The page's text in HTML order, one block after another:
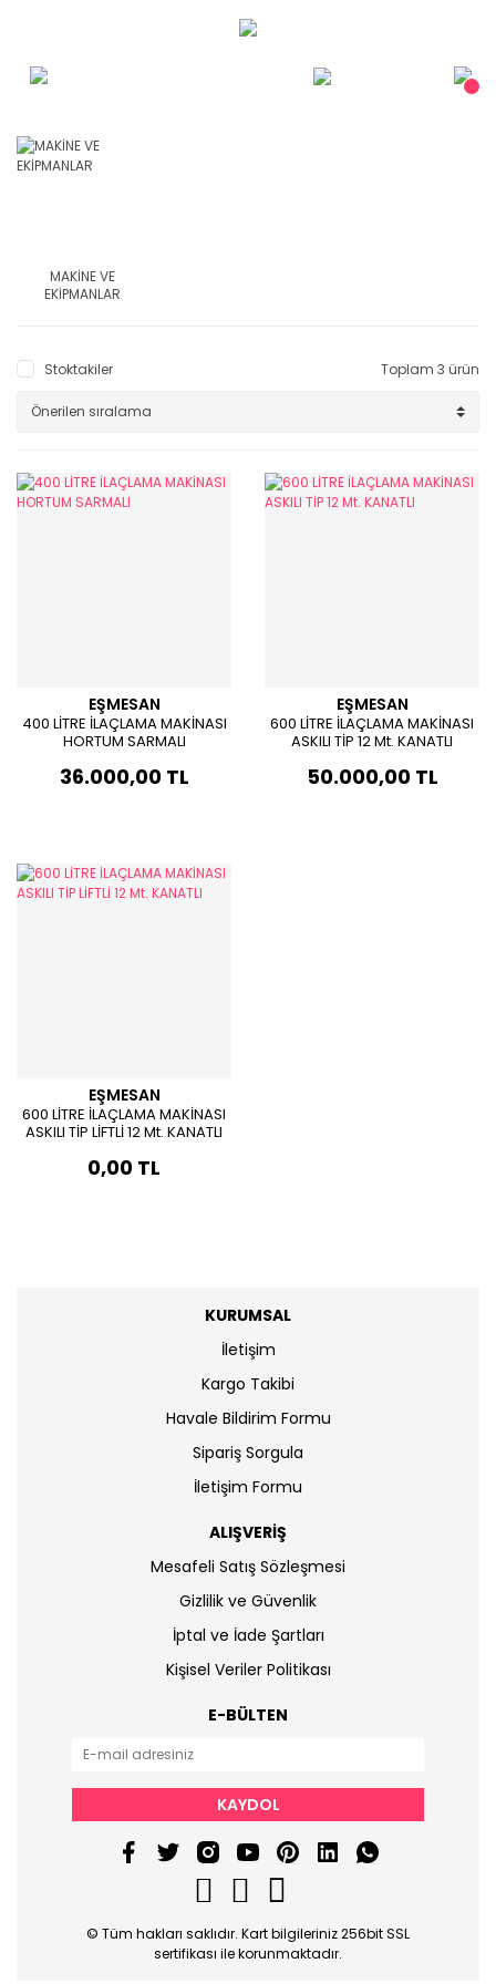
MAKİNE VE
EKİPMANLAR
Stoktakiler Toplam 3 ürün
EŞMESAN
400 LİTRE İLAÇLAMA MAKİNASI
HORTUM SARMALI
36.000,00 TL
EŞMESAN
600 LİTRE İLAÇLAMA MAKİNASI
ASKILI TİP 12 Mt. KANATLI
50.000,00 TL
EŞMESAN
600 LİTRE İLAÇLAMA MAKİNASI
ASKILI TİP LİFTLİ 12 Mt. KANATLI
0,00 TL
KURUMSAL
İletişim
Kargo Takibi
Havale Bildirim Formu
Sipariş Sorgula
İletişim Formu
ALIŞVERİŞ
Mesafeli Satış Sözleşmesi
Gizlilik ve Güvenlik
İptal ve İade Şartları
Kişisel Veriler Politikası
E-BÜLTEN
KAYDOL
© Tüm hakları saklıdır. Kart bilgileriniz 256bit SSL
sertifikası ile korunmaktadır.